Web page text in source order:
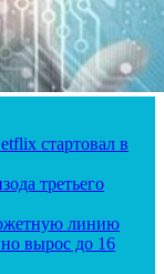
стартовал в
третьего
линию
вырос до 16